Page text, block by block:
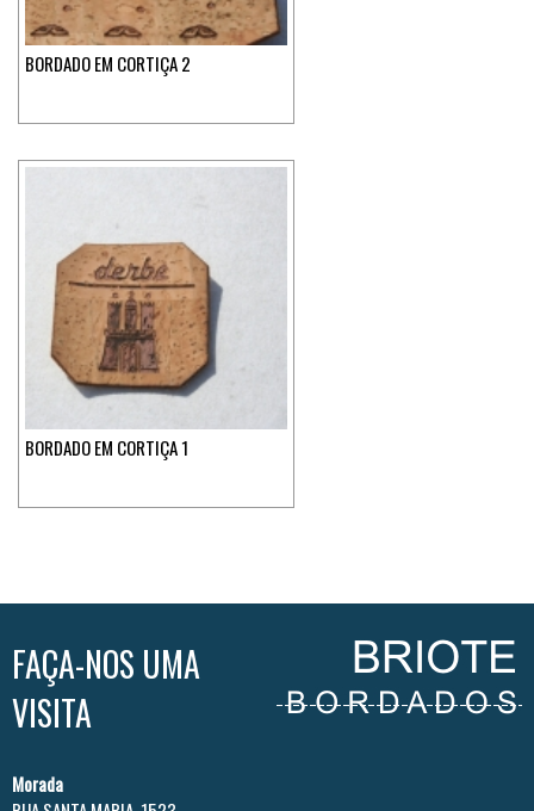
BORDADO EM CORTIÇA 2
BORDADO EM CORTIÇA 1
FAÇA-NOS UMA
VISITA
Morada